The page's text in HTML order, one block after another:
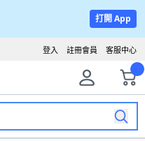
打開 App
客服中心
註冊會員
登入